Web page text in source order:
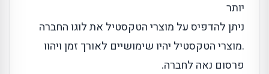
יותר
ניתן להדפיס על מוצרי הטקסטיל את לוגו החברה
.מוצרי הטקסטיל יהיו שימושיים לאורך זמן ויהוו
פרסום נאה לחברה.